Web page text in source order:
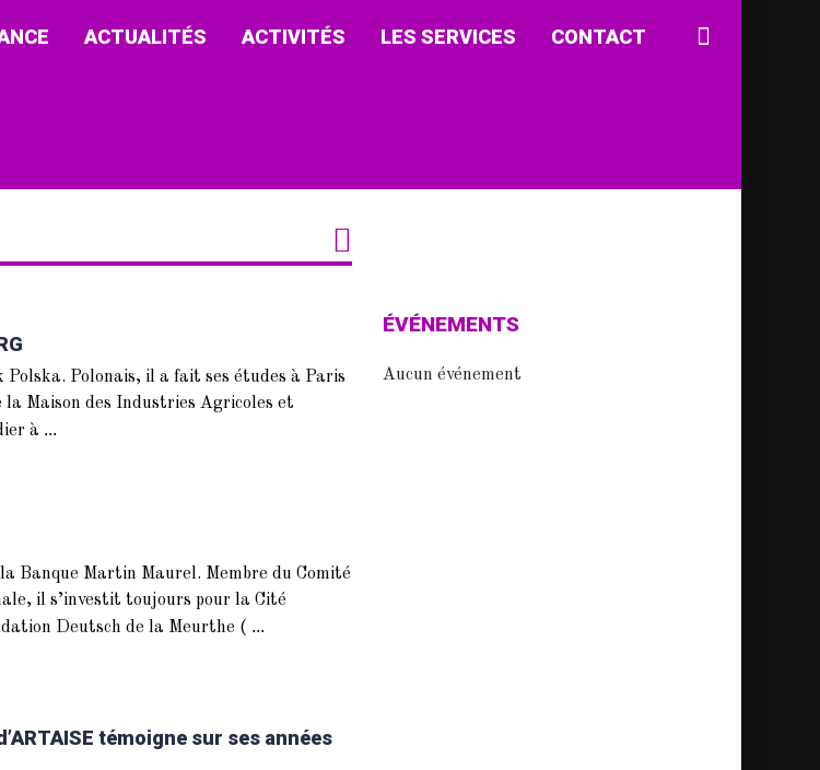
ACTUALITÉS ACTIVITÉS LES SERVICES CONTACT
Polonais, il a fait ses études à Paris
Maison des Industries Agricoles et
à ...
Banque Martin Maurel. Membre du Comité
il s’investit toujours pour la Cité
Deutsch de la Meurthe ( ...
témoigne sur ses années
ÉVÉNEMENTS
Aucun événement